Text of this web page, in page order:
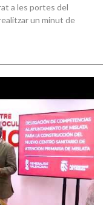
a les portes del
un minut de